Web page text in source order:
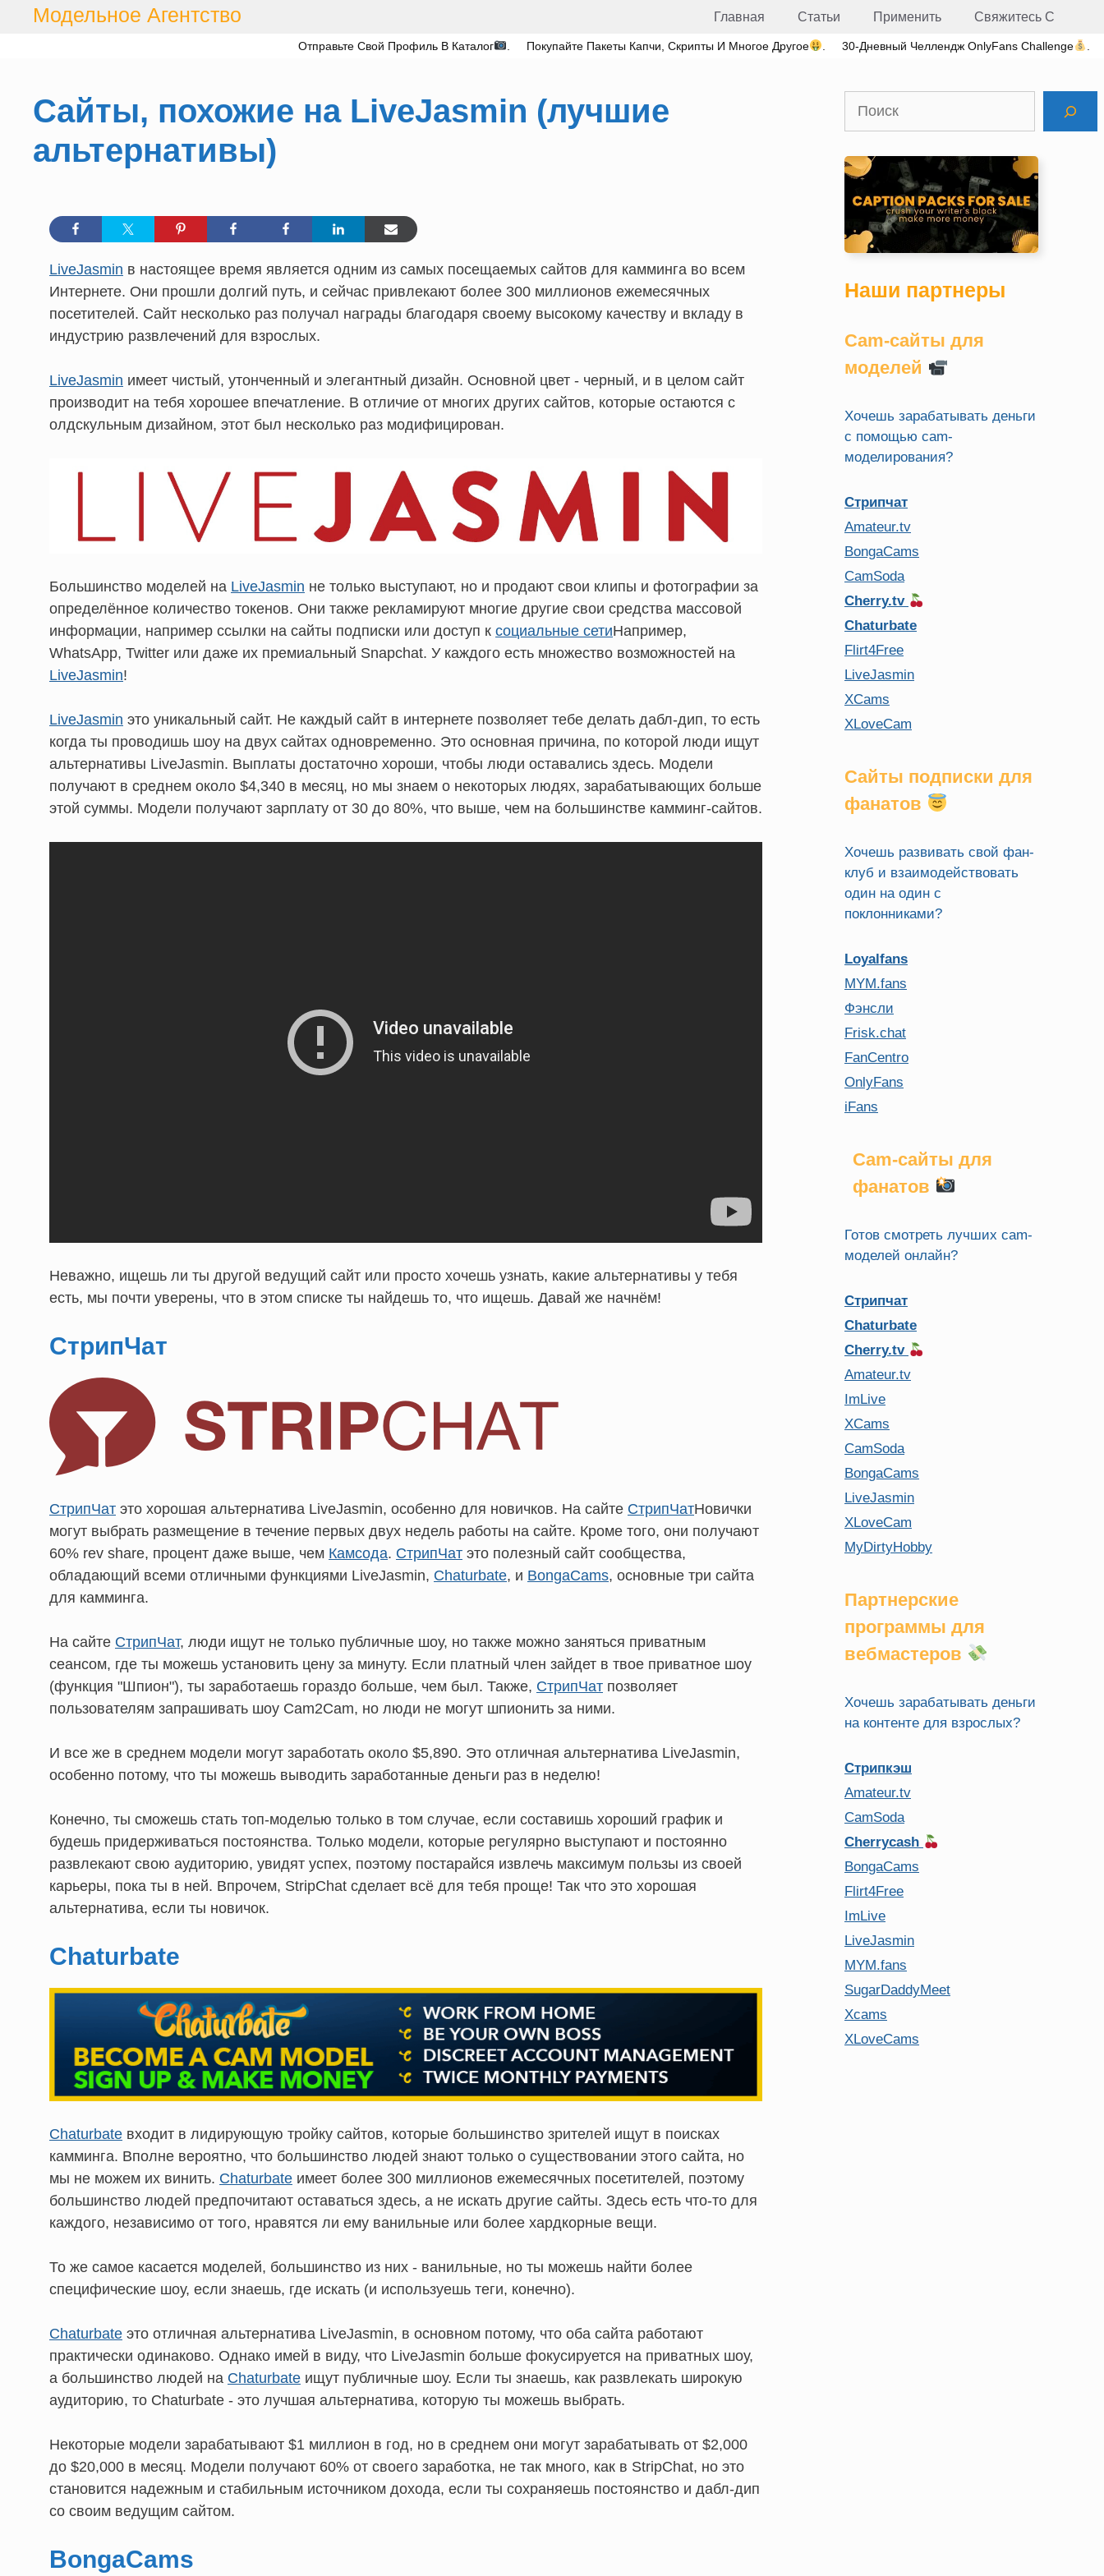
ПерейтиМодельное Агентство Главная Статьи Применить Свяжитесь С
Отправьте Свой Профиль В Каталог Покупайте Пакеты Капчи, Скрипты И Многое Другое 30-Дневный Челлендж OnlyFans Challenge
Сайты, похожие на LiveJasmin (лучшие
альтернативы)
LiveJasmin в настоящее время является одним из самых посещаемых сайтов для камминга во всем
Интернете. Они прошли долгий путь, и сейчас привлекают более 300 миллионов ежемесячных
посетителей. Сайт несколько раз получал награды благодаря своему высокому качеству и вкладу в
индустрию развлечений для взрослых.
LiveJasmin имеет чистый, утонченный и элегантный дизайн. Основной цвет - черный, и в целом сайт
производит на тебя хорошее впечатление. В отличие от многих других сайтов, которые остаются с
олдскульным дизайном, этот был несколько раз модифицирован.
Большинство моделей на LiveJasmin не только выступают, но и продают свои клипы и фотографии за
определённое количество токенов. Они также рекламируют многие другие свои средства массовой
информации, например ссылки на сайты подписки или доступ к социальные сетиНапример,
WhatsApp, Twitter или даже их премиальный Snapchat. У каждого есть множество возможностей на
LiveJasmin!
LiveJasmin это уникальный сайт. Не каждый сайт в интернете позволяет тебе делать дабл-дип, то есть
когда ты проводишь шоу на двух сайтах одновременно. Это основная причина, по которой люди ищут
альтернативы LiveJasmin. Выплаты достаточно хороши, чтобы люди оставались здесь. Модели
получают в среднем около $4,340 в месяц, но мы знаем о некоторых людях, зарабатывающих больше
этой суммы. Модели получают зарплату от 30 до 80%, что выше, чем на большинстве камминг-сайтов.
Неважно, ищешь ли ты другой ведущий сайт или просто хочешь узнать, какие альтернативы у тебя
есть, мы почти уверены, что в этом списке ты найдешь то, что ищешь. Давай же начнём!
СтрипЧат
СтрипЧат это хорошая альтернатива LiveJasmin, особенно для новичков. На сайте СтрипЧатНовички
могут выбрать размещение в течение первых двух недель работы на сайте. Кроме того, они получают
60% rev share, процент даже выше, чем Камсода. СтрипЧат это полезный сайт сообщества,
обладающий всеми отличными функциями LiveJasmin, Chaturbate, и BongaCams, основные три сайта
для камминга.
На сайте СтрипЧат, люди ищут не только публичные шоу, но также можно заняться приватным
сеансом, где ты можешь установить цену за минуту. Если платный член зайдет в твое приватное шоу
(функция "Шпион"), ты заработаешь гораздо больше, чем был. Также, СтрипЧат позволяет
пользователям запрашивать шоу Cam2Cam, но люди не могут шпионить за ними.
И все же в среднем модели могут заработать около $5,890. Это отличная альтернатива LiveJasmin,
особенно потому, что ты можешь выводить заработанные деньги раз в неделю!
Конечно, ты сможешь стать топ-моделью только в том случае, если составишь хороший график и
будешь придерживаться постоянства. Только модели, которые регулярно выступают и постоянно
развлекают свою аудиторию, увидят успех, поэтому постарайся извлечь максимум пользы из своей
карьеры, пока ты в ней. Впрочем, StripChat сделает всё для тебя проще! Так что это хорошая
альтернатива, если ты новичок.
Chaturbate
Chaturbate входит в лидирующую тройку сайтов, которые большинство зрителей ищут в поисках
камминга. Вполне вероятно, что большинство людей знают только о существовании этого сайта, но
мы не можем их винить. Chaturbate имеет более 300 миллионов ежемесячных посетителей, поэтому
большинство людей предпочитают оставаться здесь, а не искать другие сайты. Здесь есть что-то для
каждого, независимо от того, нравятся ли ему ванильные или более хардкорные вещи.
То же самое касается моделей, большинство из них - ванильные, но ты можешь найти более
специфические шоу, если знаешь, где искать (и используешь теги, конечно).
Chaturbate это отличная альтернатива LiveJasmin, в основном потому, что оба сайта работают
практически одинаково. Однако имей в виду, что LiveJasmin больше фокусируется на приватных шоу,
а большинство людей на Chaturbate ищут публичные шоу. Если ты знаешь, как развлекать широкую
аудиторию, то Chaturbate - это лучшая альтернатива, которую ты можешь выбрать.
Некоторые модели зарабатывают $1 миллион в год, но в среднем они могут зарабатывать от $2,000
до $20,000 в месяц. Модели получают 60% от своего заработка, не так много, как в StripChat, но это
становится надежным и стабильным источником дохода, если ты сохраняешь постоянство и дабл-дип
со своим ведущим сайтом.
BongaCams
Наши партнеры
Cam-сайты для
моделей
Хочешь зарабатывать деньги
с помощью cam-
моделирования?
Стрипчат
Amateur.tv
BongaCams
CamSoda
Cherry.tv
Chaturbate
Flirt4Free
LiveJasmin
XCams
XLoveCam
Сайты подписки для
фанатов
Хочешь развивать свой фан-
клуб и взаимодействовать
один на один с
поклонниками?
Loyalfans
MYM.fans
Фэнсли
Frisk.chat
FanCentro
OnlyFans
iFans
Cam-сайты для
фанатов
Готов смотреть лучших cam-
моделей онлайн?
Стрипчат
Chaturbate
Cherry.tv
Amateur.tv
ImLive
XCams
CamSoda
BongaCams
LiveJasmin
XLoveCam
MyDirtyHobby
Партнерские
программы для
вебмастеров
Хочешь зарабатывать деньги
на контенте для взрослых?
Стрипкэш
Amateur.tv
CamSoda
Cherrycash
BongaCams
Flirt4Free
ImLive
LiveJasmin
MYM.fans
SugarDaddyMeet
Xcams
XLoveCams